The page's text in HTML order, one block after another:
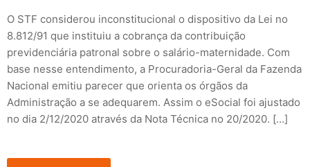
O STF considerou inconstitucional o dispositivo da Lei no
8.812/91 que instituiu a cobrança da contribuição
previdenciária patronal sobre o salário-maternidade. Com
base nesse entendimento, a Procuradoria-Geral da Fazenda
Nacional emitiu parecer que orienta os órgãos da
Administração a se adequarem. Assim o eSocial foi ajustado
no dia 2/12/2020 através da Nota Técnica no 20/2020. […]